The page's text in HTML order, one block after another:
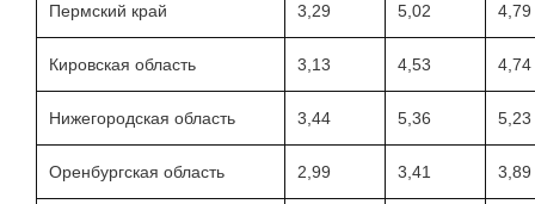
Пермский край 3,29 5,02 4,79
Кировская область 3,13 4,53 4,74
Нижегородская область 3,44 5,36 5,23
Оренбургская область 2,99 3,41 3,89